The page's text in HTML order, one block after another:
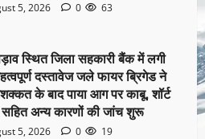
5, 2026 0 63
स्थित जिला सहकारी बैंक में लगी
दस्तावेज जले फायर ब्रिगेड ने
के बाद पाया आग पर काबू, शॉर्ट
सहित अन्य कारणों की जांच शुरू
5, 2026 0 19